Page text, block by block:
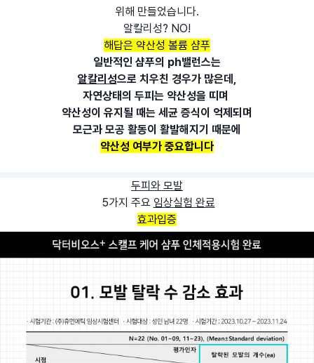
위해 만들었습니다.
알칼리성? NO!
해답은 약산성 볼륨 샴푸
일반적인 샴푸의 ph밸런스는
알칼리성으로 치우친 경우가 많은데,
자연상태의 두피는 약산성을 띠며
약산성이 유지될 때는 세균 증식이 억제되며
모근과 모공 활동이 활발해지기 때문에
약산성 여부가 중요합니다
두피와 모발
5가지 주요 임상실험 완료
효과입증